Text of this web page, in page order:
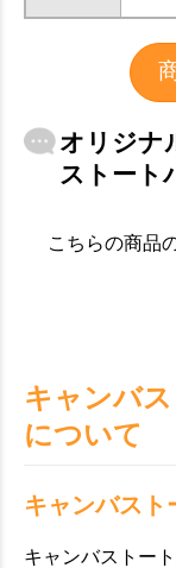
オリジ
ストート
こちらの商品
キャンバ
について
キャンバスト
キャンバストー